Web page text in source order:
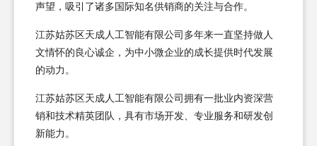
声望，吸引了诸多国际知名供销商的关注与合作。
江苏姑苏区天成人工智能有限公司多年来一直坚持做人
文情怀的良心诚企，为中小微企业的成长提供时代发展
的动力。
江苏姑苏区天成人工智能有限公司拥有一批业内资深营
销和技术精英团队，具有市场开发、专业服务和研发创
新能力。